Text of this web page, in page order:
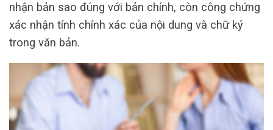
nhận bản sao đúng với bản chính, còn công chứng
xác nhận tính chính xác của nội dung và chữ ký
trong văn bản.